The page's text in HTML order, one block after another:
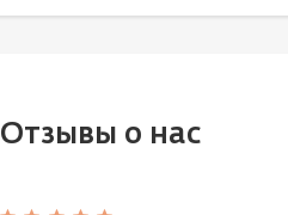
Отзывы о нас